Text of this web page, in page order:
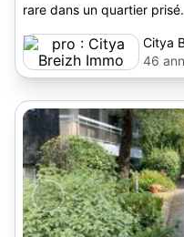
rare dans un quartier prisé.
Citya
46